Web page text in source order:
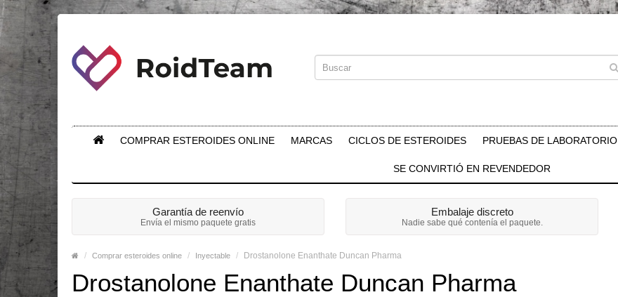
COMPRAR ESTEROIDES ONLINE MARCAS CICLOS DE ESTEROIDES PRUEBAS DE LABORATORIO
SE CONVIRTIÓ EN REVENDEDOR
Garantía de reenvío
Envía el mismo paquete gratis
Embalaje discreto
Nadie sabe qué contenía el paquete.
Comprar esteroides online Inyectable Drostanolone Enanthate Duncan Pharma
Drostanolone Enanthate Duncan Pharma